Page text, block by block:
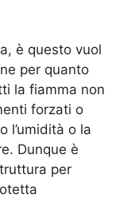
è questo vuol
per quanto
la fiamma non
forzati o
l’umidità o la
Dunque è
per